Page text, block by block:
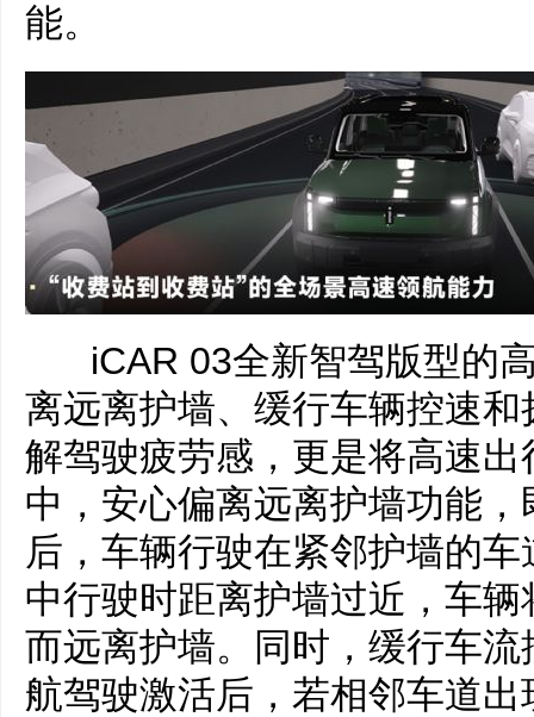
能。
iCAR 03全新智驾版型的
离远离护墙、缓行车辆控速
解驾驶疲劳感，更是将高速
中，安心偏离远离护墙功能
后，车辆行驶在紧邻护墙的
中行驶时距离护墙过近，车
而远离护墙。同时，缓行车
航驾驶激活后，若相邻车道